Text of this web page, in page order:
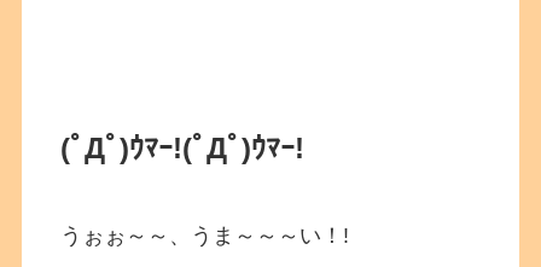
(ﾟДﾟ)ｳﾏｰ!(ﾟДﾟ)ｳﾏｰ!
うぉぉ～～、うま～～～い！!